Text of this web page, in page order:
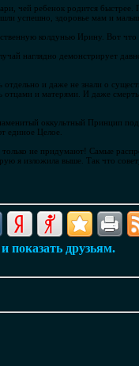
чей ребенок родится быстрее.
успешно, здоровье мам и
колдунью Ирину. Вот что
наглядно демонстрирует
и даже не знали о
отцами и матерями. И даже
оккультный Принцип
единое Целое.
не придумают! Самые
я изложила выше. Так что
показать друзьям.